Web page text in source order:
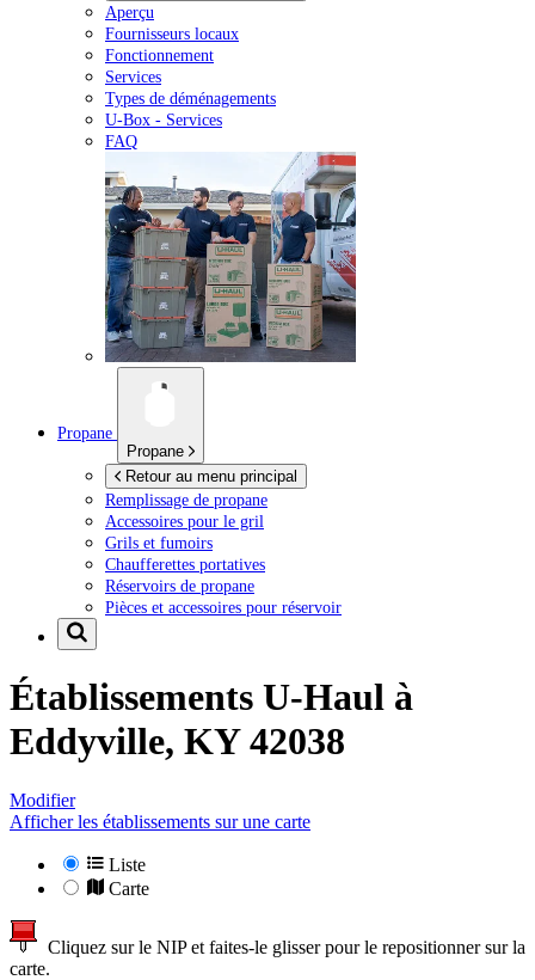
Aperçu
Fournisseurs locaux
Fonctionnement
Services
Types de déménagements
U-Box - Services
FAQ
Propane
Propane
Retour au menu principal
Remplissage de propane
Accessoires pour le gril
Grils et fumoirs
Chaufferettes portatives
Réservoirs de propane
Pièces et accessoires pour réservoir
Établissements U-Haul à
Eddyville, KY 42038
Modifier
Afficher les établissements sur une carte
Liste
Carte
Cliquez sur le NIP et faites-le glisser pour le repositionner sur la
carte.